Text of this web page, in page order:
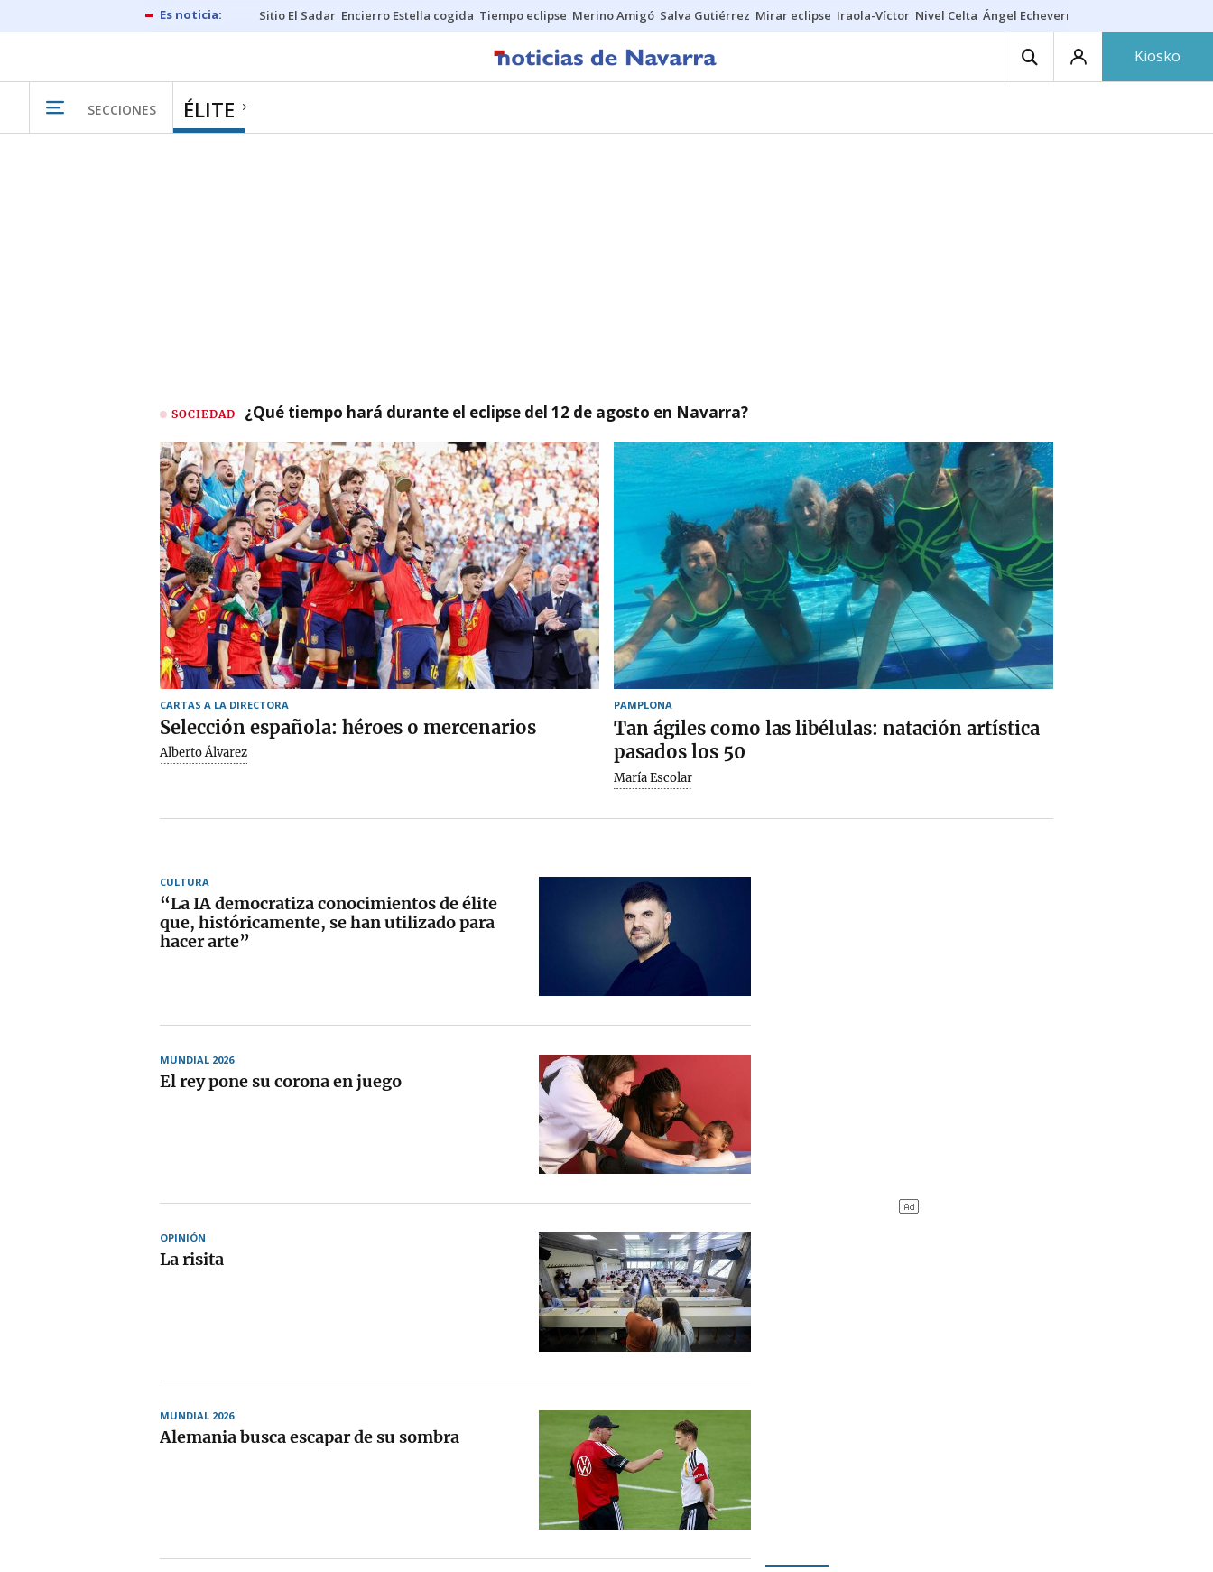
Sitio El Sadar Encierro Estella cogida Tiempo eclipse Merino Amigó Salva Gutiérrez Mirar eclipse Iraola-Víctor Nivel Celta Ángel Echeverría
Kiosko
SECCIONES ÉLITE
SOCIEDAD ¿Qué tiempo hará durante el eclipse del 12 de agosto en Navarra?
CARTAS A LA DIRECTORA
Selección española: héroes o mercenarios
Alberto Álvarez
PAMPLONA
Tan ágiles como las libélulas: natación artística
pasados los 50
María Escolar
CULTURA
“La IA democratiza conocimientos de élite
que, históricamente, se han utilizado para
hacer arte”
MUNDIAL 2026
El rey pone su corona en juego
OPINIÓN
La risita
MUNDIAL 2026
Alemania busca escapar de su sombra